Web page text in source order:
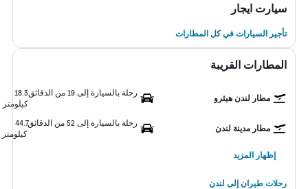
سيارت ايجار
تأجير السيارات في كل المطارات
المطارات القريبة
مطار لندن هيثرو
رحلة بالسيارة إلى 19 من الدقائق
18.3
كيلومتر
مطار مدينة لندن
رحلة بالسيارة إلى 52 من الدقائق
44.7
كيلومتر
إظهار المزيد
رحلات طيران إلى لندن